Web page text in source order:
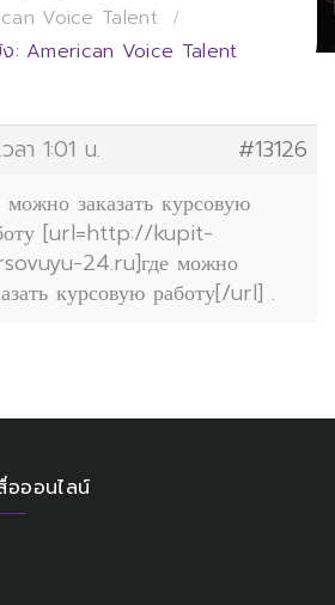
รจัดการอุตสาหกรรมบริการ
าลัยราชภัฏสวนสุนันทา
Voice Talent
: American Voice Talent
า 1:01 น.
#13126
можно заказать курсовую
[url=http://kupit-
24.ru]где можно
курсовую работу[/url] .
อออนไลน์